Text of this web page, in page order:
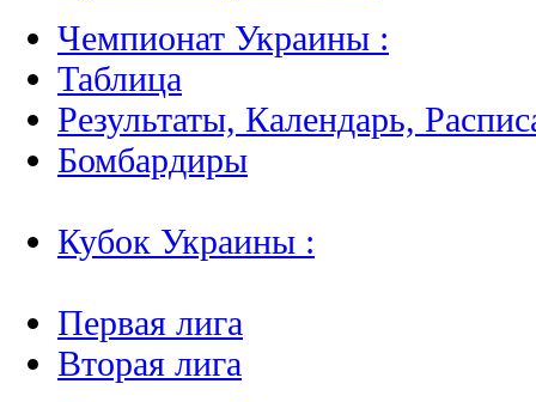
Чемпионат Украины :
Таблица
Результаты, Календарь,
Бомбардиры
Кубок Украины :
Первая лига
Вторая лига